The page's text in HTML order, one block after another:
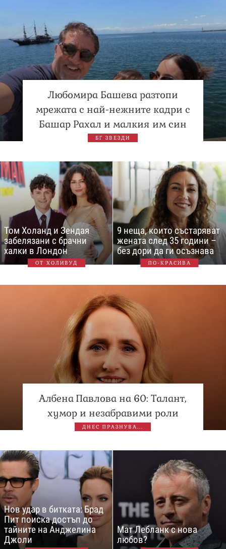
Любомира Башева разтопи
мрежата с най-нежните кадри с
Башар Рахал и малкия им син
БГ ЗВЕЗДИ
Том Холанд и Зендая
забелязани с брачни
халки в Лондон
ОТ ХОЛИВУД
9 неща, които състаряват
жената след 35 години –
без дори да ги осъзнава
ПО-КРАСИВА
Албена Павлова на 60: Талант,
хумор и незабравими роли
ДНЕС ПРАЗНУВА...
Нов удар в битката: Брад
Пит поиска достъп до
тайните на Анджелина
Джоли
Мат Лебланк с нова
любов?